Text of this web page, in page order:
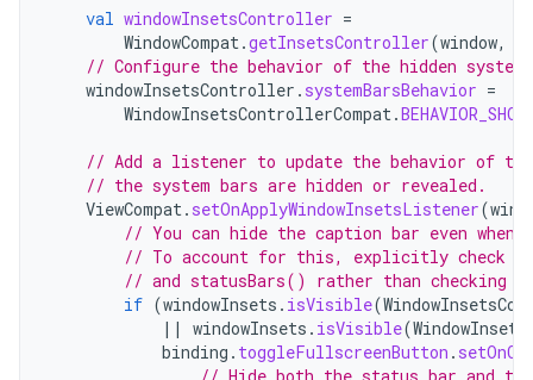
val windowInsetsController =
WindowCompat.getInsetsController(window,
// Configure the behavior of the hidden system
windowInsetsController . systemBarsBehavior =
WindowInsetsControllerCompat.
// Add a listener to update the behavior of
// the system bars are hidden or revealed.
ViewCompat. setOnApplyWindowInsetsListener(
// You can hide the caption bar even
// To account for this, explicitly check
// and statusBars() rather than checking
if (windowInsets . isVisible(
||
windowInsets . isVisible(
binding . toggleFullscreenButton .